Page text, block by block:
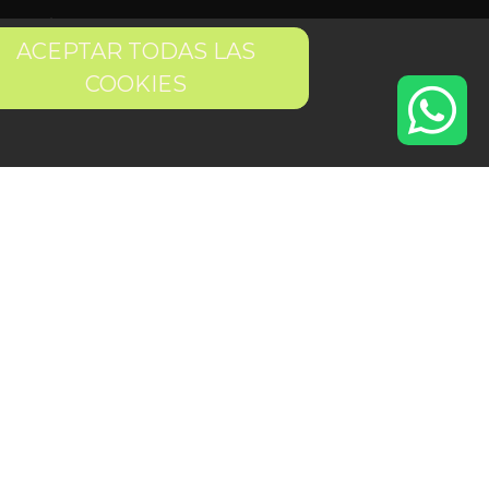
ACEPTAR TODAS LAS
COOKIES
Quiero ser partner de Peter